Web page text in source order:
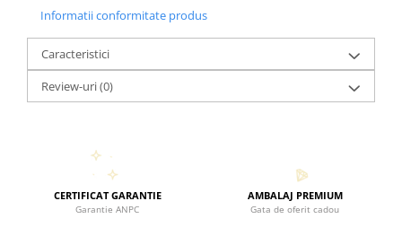
Ideal pentru a fi oferit cadou unei soliste sau unei cântărețe
de muzică, colierul fir transparent guta și pandantivul
microfon din aur 14K este o bijuterie ce va fi prețuită pentru
totdeauna. Lasă-te purtată de magia muzicii și transformă
fiecare zi într-o simfonie personală cu această bijuterie
deosebită.
Îmbrățișează eleganța, simplitatea și semnificația profundă
cu fiecare bijuterie pe care o porți.
Informatii conformitate produs
Caracteristici
Review-uri(0)
CERTIFICAT GARANTIE
Garantie ANPC
AMBALAJ PREMIUM
Gata de oferit cadou